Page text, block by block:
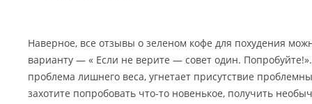
Наверное, все отзывы о зеленом кофе для похудения
варианту — « Если не верите — совет один.
проблема лишнего веса, угнетает присутствие
захотите попробовать что-то новенькое, получить